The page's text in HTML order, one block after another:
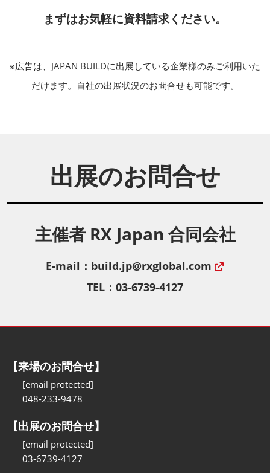
まずはお気軽に資料請求ください。
※広告は、JAPAN BUILDに出展している企業様のみご利用いた
だけます。自社の出展状況のお問合せも可能です。
出展のお問合せ
主催者 RX Japan 合同会社
E-mail： build.jp@rxglobal.com
TEL：03-6739-4127
【来場のお問合せ】
[email protected]
048-233-9478
【出展のお問合せ】
[email protected]
03-6739-4127